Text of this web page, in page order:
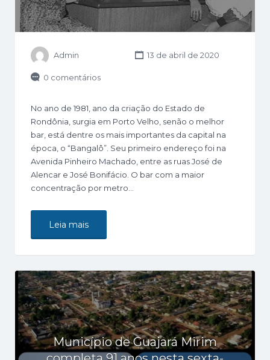
Admin 13 de abril de 2020
0 comentários
No ano de 1981, ano da criação do Estado de
Rondônia, surgia em Porto Velho, senão o melhor
bar, está dentre os mais importantes da capital na
época, o “Bangalô”. Seu primeiro endereço foi na
Avenida Pinheiro Machado, entre as ruas José de
Alencar e José Bonifácio. O bar com a maior
concentração por metro…
Leia mais
Município de Guajará Mirim